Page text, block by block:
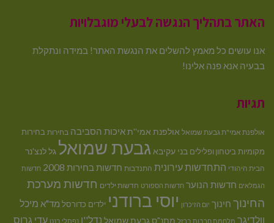
האתר בתהליך הנגשה לבעלי מוגבלויות
אנו עושים כל מאמץ להשלים את הנגשת האתר! במידה ונתקלת
בבעיה אנא פנה אלינו!
תגיות
אולפנת אמי"ת גבעת שמואל אולפנת אמי''תאיכות הסביבה בחירות בחירות
מקומיות ביטחון ופלילים בני עקיבא גבעת שמואל גל לנצ'נר
הבית היהודי התחדשות עירונית התנדבות חדשות בחירות 2008 חדשות
הגמלאים חדשות הנוער חדשות הספורט חדשות ילדים חדשות מערכת
החינוך חינוך יום הזיכרון יוסי ברודני ילדים כדורסל מד"א מיכל
וולדיגר מלחמת חרבות ברזל מתנ"ס גבעת שמואל נדל''ן נפתלי בנט עדי גרוס